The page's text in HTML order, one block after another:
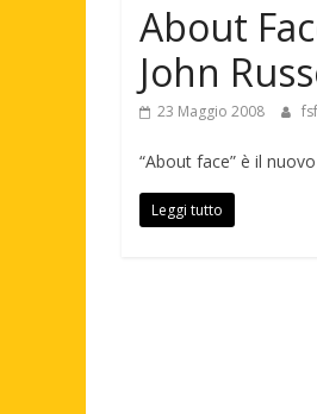
About
John
23 Maggio 2008
“About face” è il
Leggi tutto